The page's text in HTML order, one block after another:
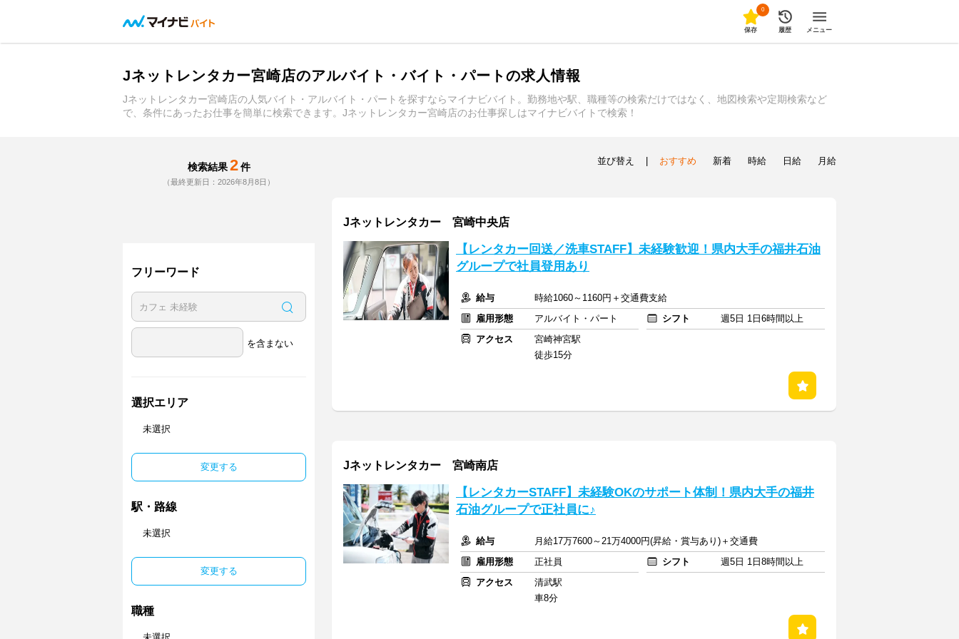
0
保存 履歴 メニュー
Jネットレンタカー宮崎店のアルバイト・バイト・パートの求人情報
Jネットレンタカー宮崎店の人気バイト・アルバイト・パートを探すならマイナビバイト。勤務地や駅、職種等の検索だけではなく、地図検索や定期検索など
で、条件にあったお仕事を簡単に検索できます。Jネットレンタカー宮崎店のお仕事探しはマイナビバイトで検索！
検索結果 2 件
（最終更新日：2026年8月8日）
フリーワード
を含まない
選択エリア
未選択
変更する
駅・路線
未選択
変更する
職種
並び替え おすすめ 新着 時給 日給 月給
Jネットレンタカー 宮崎中央店
【レンタカー回送／洗車STAFF】未経験歓迎！県内大手の福井石油
グループで社員登用あり
給与
時給1060～1160円＋交通費支給
雇用形態
アルバイト・パート シフト
週5日 1日6時間以上
アクセス
宮崎神宮駅
徒歩15分
Jネットレンタカー 宮崎南店
【レンタカーSTAFF】未経験OKのサポート体制！県内大手の福井
石油グループで正社員に♪
給与
月給17万7600～21万4000円(昇給・賞与あり)＋交通費
雇用形態
正社員 シフト
週5日 1日8時間以上
アクセス
清武駅
車8分